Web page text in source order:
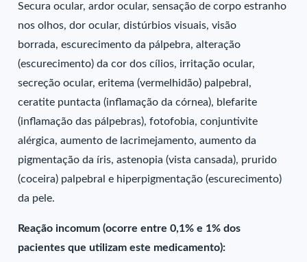
Secura ocular, ardor ocular, sensação de corpo estranho
nos olhos, dor ocular, distúrbios visuais, visão
borrada, escurecimento da pálpebra, alteração
(escurecimento) da cor dos cílios, irritação ocular,
secreção ocular, eritema (vermelhidão) palpebral,
ceratite puntacta (inflamação da córnea), blefarite
(inflamação das pálpebras), fotofobia, conjuntivite
alérgica, aumento de lacrimejamento, aumento da
pigmentação da íris, astenopia (vista cansada), prurido
(coceira) palpebral e hiperpigmentação (escurecimento)
da pele.
Reação incomum (ocorre entre 0,1% e 1% dos
pacientes que utilizam este medicamento):